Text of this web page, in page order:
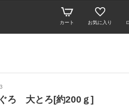
カート お気に入り
ろ 大とろ[約200ｇ]